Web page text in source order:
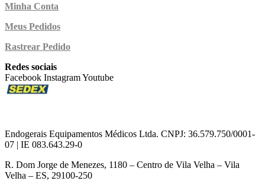
Minha Conta
Meus Pedidos
Rastrear Pedido
Redes sociais
Facebook InstagramYoutube
Endogerais Equipamentos Médicos Ltda. CNPJ: 36.579.750/0001-
07 | IE 083.643.29-0
R. Dom Jorge de Menezes, 1180 – Centro de Vila Velha – Vila
Velha – ES, 29100-250